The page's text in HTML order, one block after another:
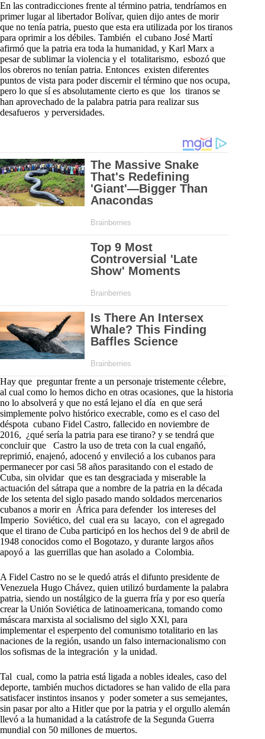
En las contradicciones frente al término patria, tendríamos en
primer lugar al libertador Bolívar, quien dijo antes de morir
que no tenía patria, puesto que esta era utilizada por los tiranos
para oprimir a los débiles. También el cubano José Martí
afirmó que la patria era toda la humanidad, y Karl Marx a
pesar de sublimar la violencia y el totalitarismo, esbozó que
los obreros no tenían patria. Entonces existen diferentes
puntos de vista para poder discernir el término que nos ocupa,
pero lo que sí es absolutamente cierto es que los tiranos se
han aprovechado de la palabra patria para realizar sus
desafueros y perversidades.
Hay que preguntar frente a un personaje tristemente célebre,
al cual como lo hemos dicho en otras ocasiones, que la historia
no lo absolverá y que no está lejano el día en que será
simplemente polvo histórico execrable, como es el caso del
déspota cubano Fidel Castro, fallecido en noviembre de
2016, ¿qué sería la patria para ese tirano? y se tendrá que
concluir que Castro la uso de treta con la cual engañó,
reprimió, enajenó, adocenó y envileció a los cubanos para
permanecer por casi 58 años parasitando con el estado de
Cuba, sin olvidar que es tan desgraciada y miserable la
actuación del sátrapa que a nombre de la patria en la década
de los setenta del siglo pasado mando soldados mercenarios
cubanos a morir en África para defender los intereses del
Imperio Soviético, del cual era su lacayo, con el agregado
que el tirano de Cuba participó en los hechos del 9 de abril de
1948 conocidos como el Bogotazo, y durante largos años
apoyó a las guerrillas que han asolado a Colombia.
A Fidel Castro no se le quedó atrás el difunto presidente de
Venezuela Hugo Chávez, quien utilizó burdamente la palabra
patria, siendo un nostálgico de la guerra fría y por eso quería
crear la Unión Soviética de latinoamericana, tomando como
máscara marxista al socialismo del siglo XXl, para
implementar el esperpento del comunismo totalitario en las
naciones de la región, usando un falso internacionalismo con
los sofismas de la integración y la unidad.
Tal cual, como la patria está ligada a nobles ideales, caso del
deporte, también muchos dictadores se han valido de ella para
satisfacer instintos insanos y poder someter a sus semejantes,
sin pasar por alto a Hitler que por la patria y el orgullo alemán
llevó a la humanidad a la catástrofe de la Segunda Guerra
mundial con 50 millones de muertos.